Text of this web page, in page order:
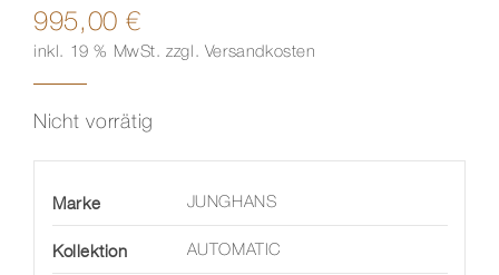
995,00€
inkl. 19 % MwSt. zzgl. Versandkosten
Nicht vorrätig
Marke JUNGHANS
Kollektion AUTOMATIC